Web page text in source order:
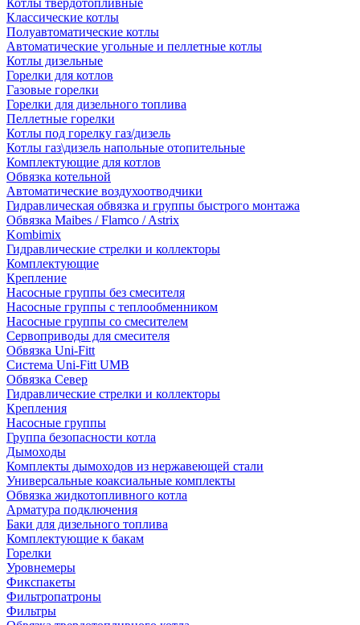
Классические котлы
Полуавтоматические котлы
Автоматические угольные и пеллетные котлы
Котлы дизельные
Горелки для котлов
Газовые горелки
Горелки для дизельного топлива
Пеллетные горелки
Котлы под горелку газ/дизель
Котлы газ\дизель напольные отопительные
Комплектующие для котлов
Обвязка котельной
Автоматические воздухоотводчики
Гидравлическая обвязка и группы быстрого монтажа
Обвязка Maibes / Flamco / Astrix
Kombimix
Гидравлические стрелки и коллекторы
Комплектующие
Крепление
Насосные группы без смесителя
Насосные группы с теплообменником
Насосные группы со смесителем
Сервоприводы для смесителя
Обвязка Uni-Fitt
Система Uni-Fitt UMB
Обвязка Север
Гидравлические стрелки и коллекторы
Крепления
Насосные группы
Группа безопасности котла
Дымоходы
Комплекты дымоходов из нержавеющей стали
Универсальные коаксиальные комплекты
Обвязка жидкотопливного котла
Арматура подключения
Баки для дизельного топлива
Комплектующие к бакам
Горелки
Уровнемеры
Фикспакеты
Фильтропатроны
Фильтры